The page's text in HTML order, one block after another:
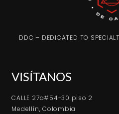
DDC – DEDICATED TO
VISÍTANOS
CALLE 27a#54-30 piso 2
Medellín, Colombia